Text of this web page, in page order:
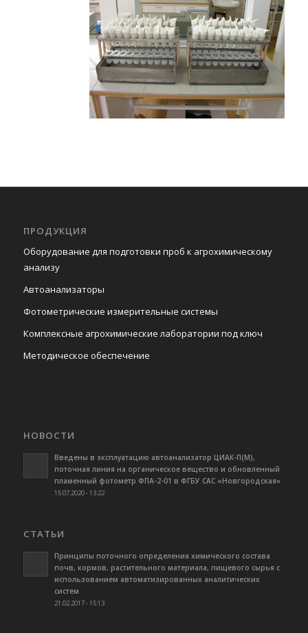
ПРОДУКЦИЯ
Оборудование для подготовки проб к агрохимическому
анализу
Автоанализаторы
Фотометрические измерительные системы
Комплексные агрохимические лаборатории под ключ
Методическое обеспечение
НОВОСТИ
Введены в эксплуатацию автоанализатор ЦИАК-П(М),
поточная линия на органическое вещество и обновленный
пламенный фотометр ФПА-2-01 в ФГБУ САС «Новгородская»
15.07.2020 - 13:22
СТАТЬИ
Принципы поточного определения химического состава
почв, кормов, растительного материала, пищевого сырья с
использованием автоматизированных аналитических
систем
21.02.2017 - 15:13